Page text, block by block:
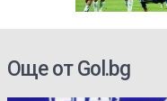
Още от Gol.bg